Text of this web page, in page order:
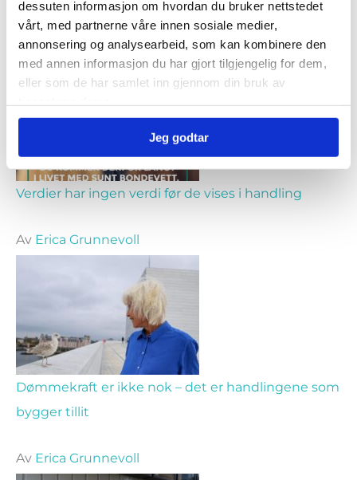
dessuten informasjon om hvordan du bruker nettstedet
vårt, med partnerne våre innen sosiale medier,
annonsering og analysearbeid, som kan kombinere den
med annen informasjon du har gjort tilgjengelig for dem,
eller som de har samlet inn gjennom din bruk av
Jeg godtar
AvLene Fjellheim
Verdier har ingen verdi før de vises i handling
Av Erica Grunnevoll
Dømmekraft er ikke nok – det er handlingene som
bygger tillit
Av Erica Grunnevoll